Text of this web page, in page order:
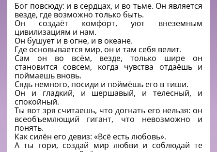
Бог повсюду: и в сердцах, и во тьме. Он является
везде, где возможно только быть.
Он создаёт комфорт, уют внеземным
цивилизациям и нам.
Он бушует и в огне, и в океане.
Где основывается мир, он и там себя велит.
Сам он во всём, везде, только шире он
становится совсем, когда чувства отдаёшь и
поймаешь вновь.
Сядь немного, посиди и поймёшь его в тиши.
Он и гладкий, и шершавый, и телесный, и
спокойный.
Ты вот зря считаешь, что догнать его нельзя: он
всеобъемлющий гигант, что невозможно и
понять.
Как силён его девиз: «Всё есть любовь».
А ты гори, создай мир любви и соблюдай те